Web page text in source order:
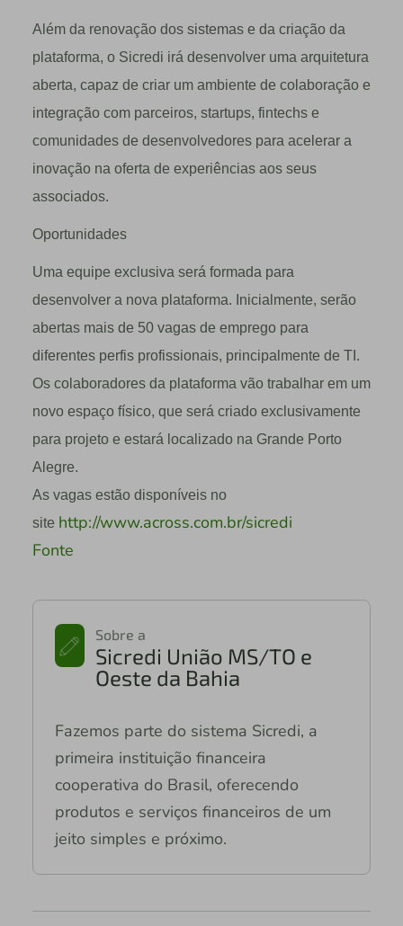
Além da renovação dos sistemas e da criação da
plataforma, o Sicredi irá desenvolver uma arquitetura
aberta, capaz de criar um ambiente de colaboração e
integração com parceiros, startups, fintechs e
comunidades de desenvolvedores para acelerar a
inovação na oferta de experiências aos seus
associados.
Oportunidades
Uma equipe exclusiva será formada para
desenvolver a nova plataforma. Inicialmente, serão
abertas mais de 50 vagas de emprego para
diferentes perfis profissionais, principalmente de TI.
Os colaboradores da plataforma vão trabalhar em um
novo espaço físico, que será criado exclusivamente
para projeto e estará localizado na Grande Porto
Alegre.
As vagas estão disponíveis no
site http://www.across.com.br/sicredi
Fonte
Sobre a
Sicredi União MS/TO e
Oeste da Bahia
Fazemos parte do sistema Sicredi, a
primeira instituição financeira
cooperativa do Brasil, oferecendo
produtos e serviços financeiros de um
jeito simples e próximo.